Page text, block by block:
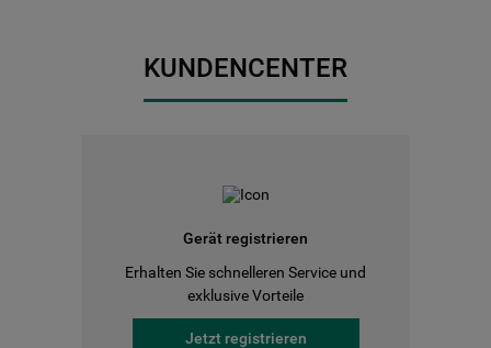
KUNDENCENTER
Gerät registrieren
Erhalten Sie schnelleren Service und
exklusive Vorteile
Jetzt registrieren